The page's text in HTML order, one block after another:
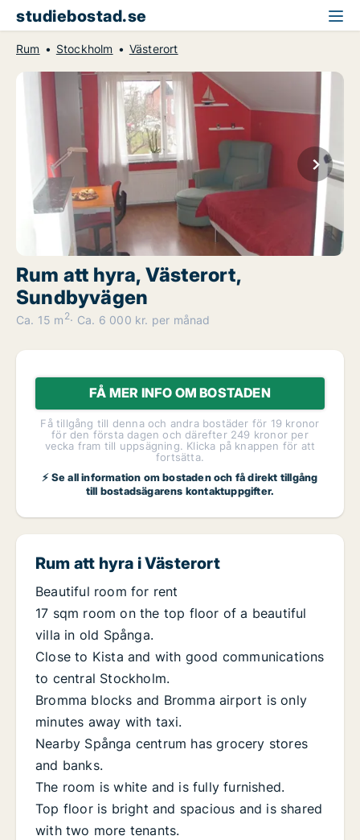
studiebostad.se
Rum Stockholm Västerort
Rum att hyra, Västerort,
Sundbyvägen
Ca. 15 m 2 Ca. 6 000 kr. per månad
FÅ MER INFO OM BOSTADEN
Få tillgång till denna och andra bostäder för 19 kronor
för den första dagen och därefter 249 kronor per
vecka fram till uppsägning. Klicka på knappen för att
fortsätta.
⚡ Se all information om bostaden och få direkt tillgång
till bostadsägarens kontaktuppgifter.
Rum att hyra i Västerort
Beautiful room for rent
17 sqm room on the top floor of a beautiful
villa in old Spånga.
Close to Kista and with good communications
to central Stockholm.
Bromma blocks and Bromma airport is only
minutes away with taxi.
Nearby Spånga centrum has grocery stores
and banks.
The room is white and is fully furnished.
Top floor is bright and spacious and is shared
with two more tenants.